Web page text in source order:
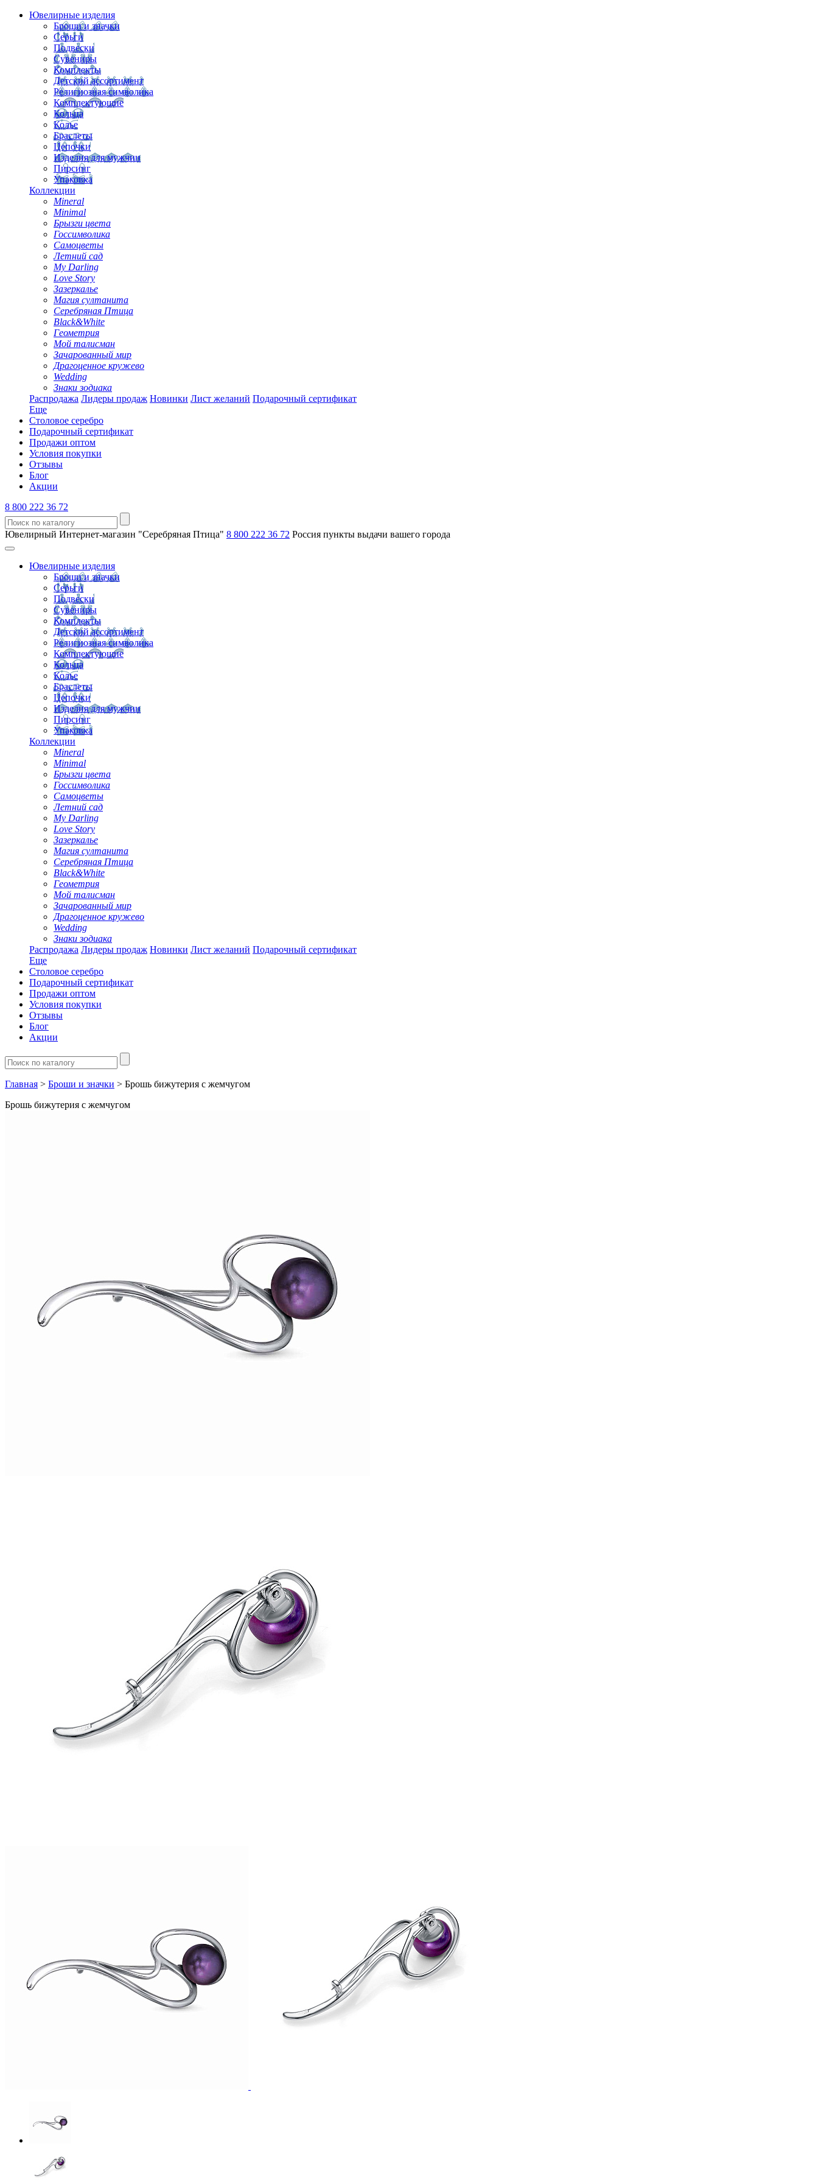
Ювелирные изделия
Броши и значки
Серьги
Подвески
Сувениры
Комплекты
Детский ассортимент
Религиозная символика
Комплектующие
Кольца
Колье
Браслеты
Цепочки
Изделия для мужчин
Пирсинг
Упаковка
Коллекции
Mineral
Minimal
Брызги цвета
Госсимволика
Самоцветы
Летний сад
My Darling
Love Story
Зазеркалье
Магия султанита
Серебряная Птица
Black&White
Геометрия
Мой талисман
Зачарованный мир
Драгоценное кружево
Wedding
Знаки зодиака
Распродажа Лидеры продаж Новинки Лист желаний Подарочный сертификат
Еще
Столовое серебро
Подарочный сертификат
Продажи оптом
Условия покупки
Отзывы
Блог
Акции
8 800 222 36 72
Ювелирный Интернет-магазин "Серебряная Птица" 8 800 222 36 72 Россия пункты выдачи вашего города
Ювелирные изделия
Броши и значки
Серьги
Подвески
Сувениры
Комплекты
Детский ассортимент
Религиозная символика
Комплектующие
Кольца
Колье
Браслеты
Цепочки
Изделия для мужчин
Пирсинг
Упаковка
Коллекции
Mineral
Minimal
Брызги цвета
Госсимволика
Самоцветы
Летний сад
My Darling
Love Story
Зазеркалье
Магия султанита
Серебряная Птица
Black&White
Геометрия
Мой талисман
Зачарованный мир
Драгоценное кружево
Wedding
Знаки зодиака
Распродажа Лидеры продаж Новинки Лист желаний Подарочный сертификат
Еще
Столовое серебро
Подарочный сертификат
Продажи оптом
Условия покупки
Отзывы
Блог
Акции
Главная > Броши и значки > Брошь бижутерия с жемчугом
Брошь бижутерия с жемчугом